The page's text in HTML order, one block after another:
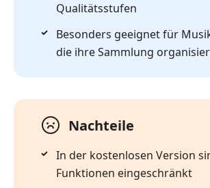
Qualitätsstufen
Besonders geeignet für
die ihre Sammlung
Nachteile
In der kostenlosen Version
Funktionen eingeschränkt